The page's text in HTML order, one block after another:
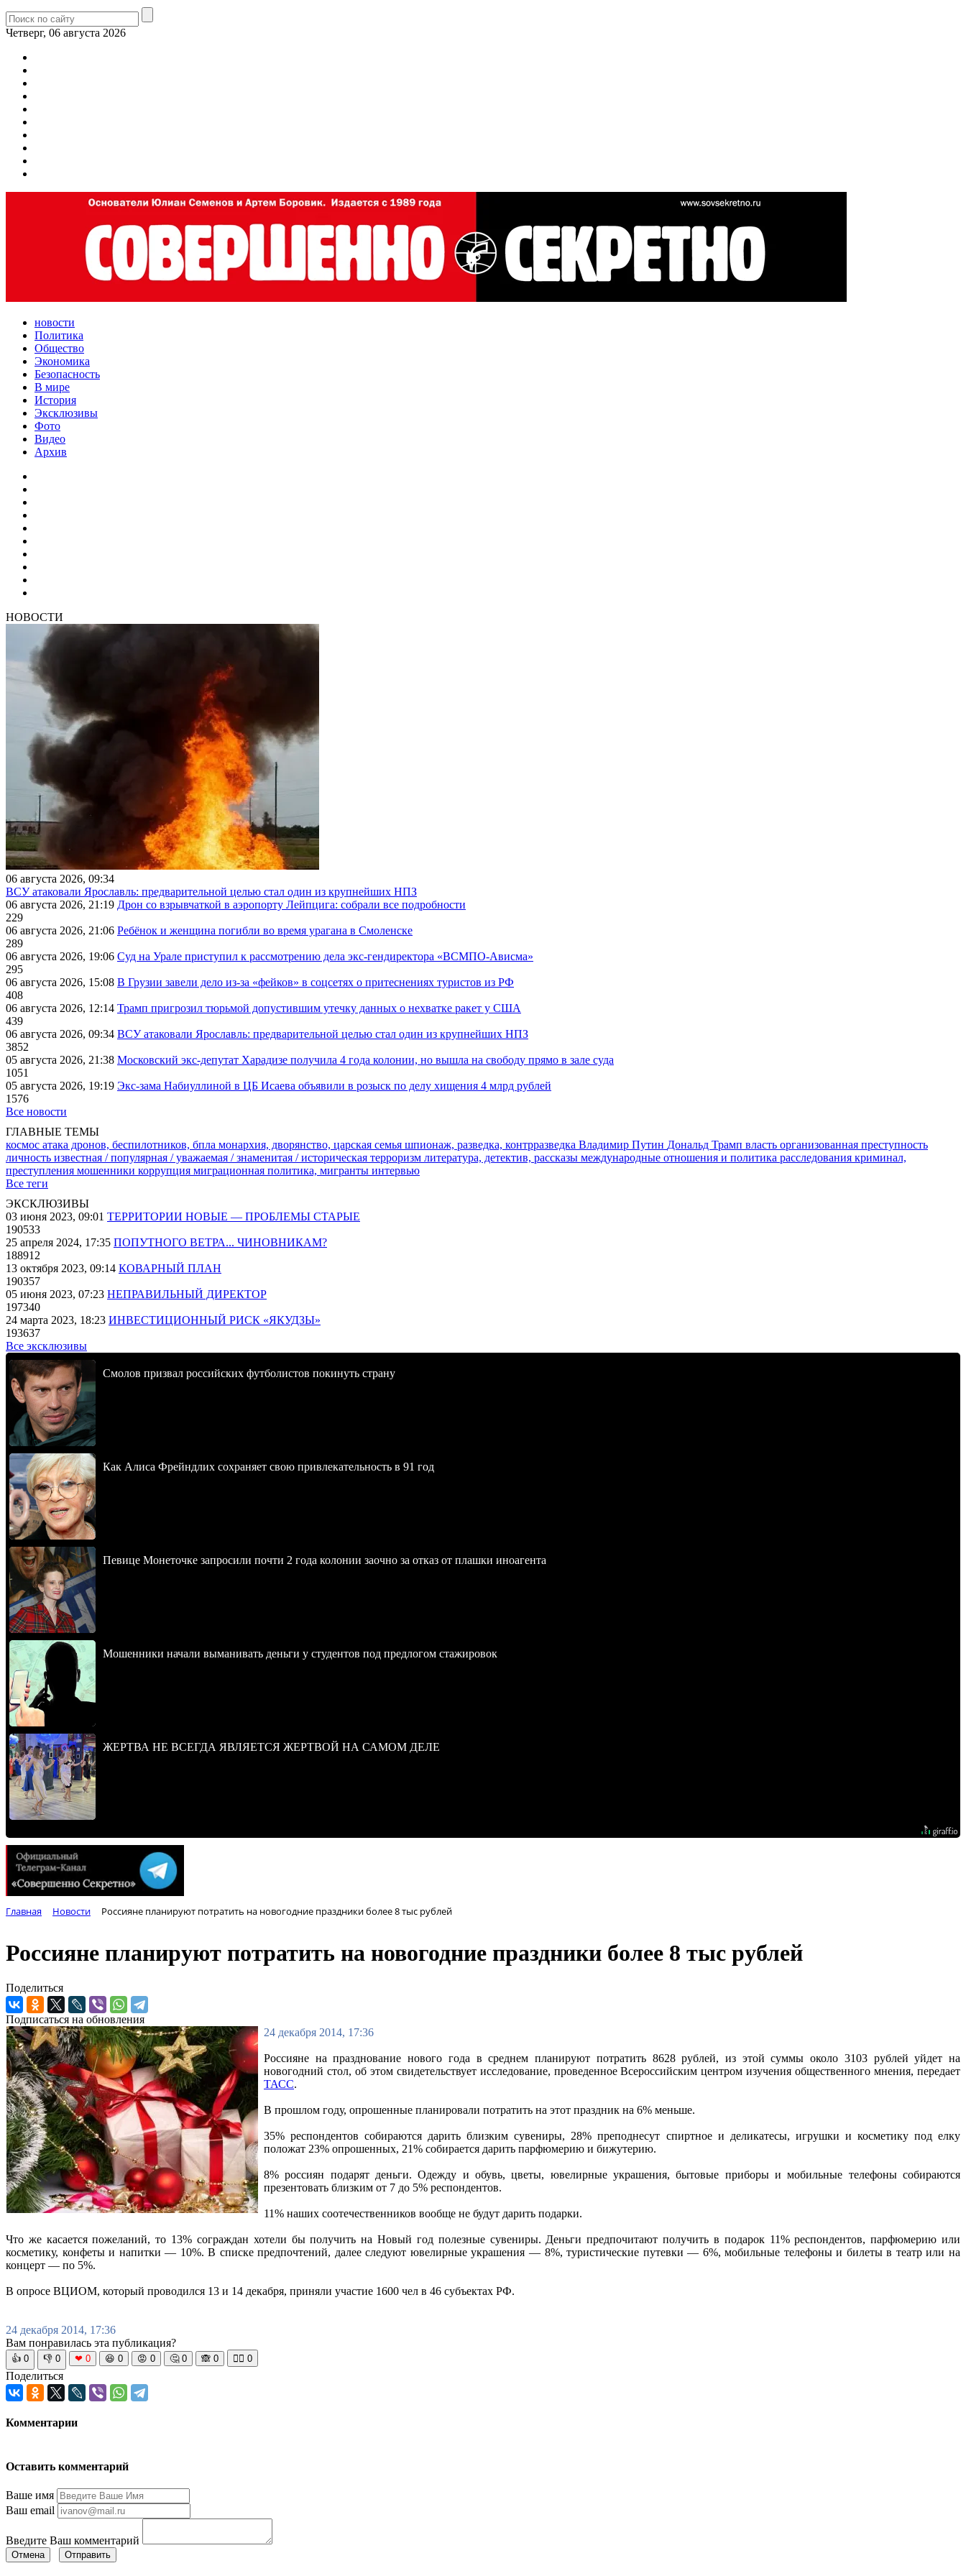
Четверг, 06 августа 2026
новости
Политика
Общество
Экономика
Безопасность
В мире
История
Эксклюзивы
Фото
Видео
Архив
НОВОСТИ
06 августа 2026, 09:34
ВСУ атаковали Ярославль: предварительной целью стал один из крупнейших НПЗ
06 августа 2026, 21:19 Дрон со взрывчаткой в аэропорту Лейпцига: собрали все подробности
229
06 августа 2026, 21:06 Ребёнок и женщина погибли во время урагана в Смоленске
289
06 августа 2026, 19:06 Суд на Урале приступил к рассмотрению дела экс-гендиректора «ВСМПО-Ависма»
295
06 августа 2026, 15:08 В Грузии завели дело из-за «фейков» в соцсетях о притеснениях туристов из РФ
408
06 августа 2026, 12:14 Трамп пригрозил тюрьмой допустившим утечку данных о нехватке ракет у США
439
06 августа 2026, 09:34 ВСУ атаковали Ярославль: предварительной целью стал один из крупнейших НПЗ
3852
05 августа 2026, 21:38 Московский экс-депутат Харадизе получила 4 года колонии, но вышла на свободу прямо в зале суда
1051
05 августа 2026, 19:19 Экс-зама Набиуллиной в ЦБ Исаева объявили в розыск по делу хищения 4 млрд рублей
1576
Все новости
ГЛАВНЫЕ ТЕМЫ
космос атака дронов, беспилотников, бпла монархия, дворянство, царская семья шпионаж, разведка, контрразведка Владимир Путин Дональд Трамп власть организованная преступность
личность известная / популярная / уважаемая / знаменитая / историческая терроризм литература, детектив, рассказы международные отношения и политика расследования криминал,
преступления мошенники коррупция миграционная политика, мигранты интервью
Все теги
ЭКСКЛЮЗИВЫ
03 июня 2023, 09:01 ТЕРРИТОРИИ НОВЫЕ — ПРОБЛЕМЫ СТАРЫЕ
190533
25 апреля 2024, 17:35 ПОПУТНОГО ВЕТРА... ЧИНОВНИКАМ?
188912
13 октября 2023, 09:14 КОВАРНЫЙ ПЛАН
190357
05 июня 2023, 07:23 НЕПРАВИЛЬНЫЙ ДИРЕКТОР
197340
24 марта 2023, 18:23 ИНВЕСТИЦИОННЫЙ РИСК «ЯКУДЗЫ»
193637
Все эксклюзивы
Смолов призвал российских футболистов покинуть страну
Как Алиса Фрейндлих сохраняет свою привлекательность в 91 год
Певице Монеточке запросили почти 2 года колонии заочно за отказ от плашки иноагента
Мошенники начали выманивать деньги у студентов под предлогом стажировок
ЖЕРТВА НЕ ВСЕГДА ЯВЛЯЕТСЯ ЖЕРТВОЙ НА САМОМ ДЕЛЕ
Главная Новости Россияне планируют потратить на новогодние праздники более 8 тыс рублей
Россияне планируют потратить на новогодние праздники более 8 тыс рублей
Поделиться
Подписаться на обновления
24 декабря 2014, 17:36
Россияне на празднование нового года в среднем планируют потратить 8628 рублей, из этой суммы около 3103 рублей уйдет на
новогодний стол, об этом свидетельствует исследование, проведенное Всероссийским центром изучения общественного мнения, передает
ТАСС.
В прошлом году, опрошенные планировали потратить на этот праздник на 6% меньше.
35% респондентов собираются дарить близким сувениры, 28% преподнесут спиртное и деликатесы, игрушки и косметику под елку
положат 23% опрошенных, 21% собирается дарить парфюмерию и бижутерию.
8% россиян подарят деньги. Одежду и обувь, цветы, ювелирные украшения, бытовые приборы и мобильные телефоны собираются
презентовать близким от 7 до 5% респондентов.
11% наших соотечественников вообще не будут дарить подарки.
Что же касается пожеланий, то 13% сограждан хотели бы получить на Новый год полезные сувениры. Деньги предпочитают получить в подарок 11% респондентов, парфюмерию или
косметику, конфеты и напитки — 10%. В списке предпочтений, далее следуют ювелирные украшения — 8%, туристические путевки — 6%, мобильные телефоны и билеты в театр или на
концерт — по 5%.
В опросе ВЦИОМ, который проводился 13 и 14 декабря, приняли участие 1600 чел в 46 субъектах РФ.
24 декабря 2014, 17:36
Вам понравилась эта публикация?
👍 0 👎 0 ❤ 0 😆 0 😡 0 🤔 0 🙈 0 🧘‍♀️ 0
Поделиться
Комментарии
Оставить комментарий
Ваше имя
Ваш email
Введите Ваш комментарий
Отмена Отправить